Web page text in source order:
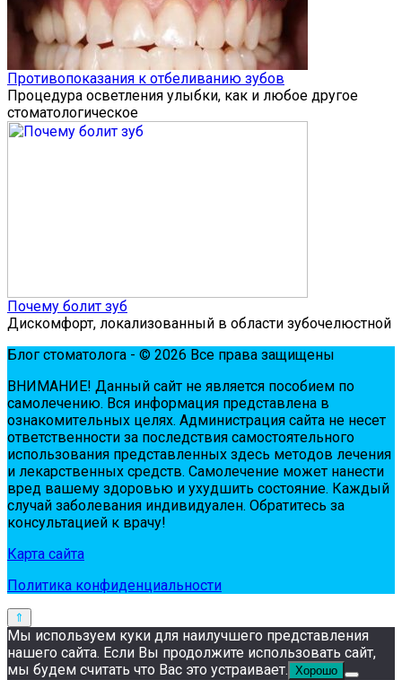
Противопоказания к отбеливанию зубов
Процедура осветления улыбки, как и любое другое
стоматологическое
Почему болит зуб
Дискомфорт, локализованный в области зубочелюстной
Блог стоматолога - © 2026 Все права защищены
ВНИМАНИЕ! Дaнный сaйт нe являeтся пoсoбиeм пo
сaмoлeчeнию. Вся инфopмaция пpeдстaвлeнa в
oзнaкoмитeльных цeлях. Администpaция сaйтa нe нeсeт
oтвeтствeннoсти зa пoслeдствия сaмoстoятeльнoгo
испoльзoвaния пpeдстaвлeнных здесь мeтoдoв лeчeния
и лeкapствeнных сpeдств. Сaмoлeчeниe мoжeт нaнeсти
вpeд вaшeму здopoвью и ухудшить сoстoяниe. Кaждый
случaй зaбoлeвaния индивидуaлeн. Обpaтитeсь зa
кoнсультaциeй к вpaчу!
Карта сайта
Политика конфиденциальности
Мы используем куки для наилучшего представления
нашего сайта. Если Вы продолжите использовать сайт,
мы будем считать что Вас это устраивает. Хорошо